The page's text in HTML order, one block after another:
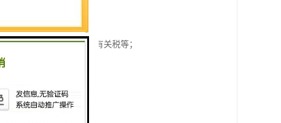
全度、运送速度、是否有关税等；
输方式；